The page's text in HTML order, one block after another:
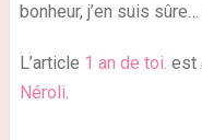
bonheur, j’en suis
L’article 1 an de toi. est
Néroli.